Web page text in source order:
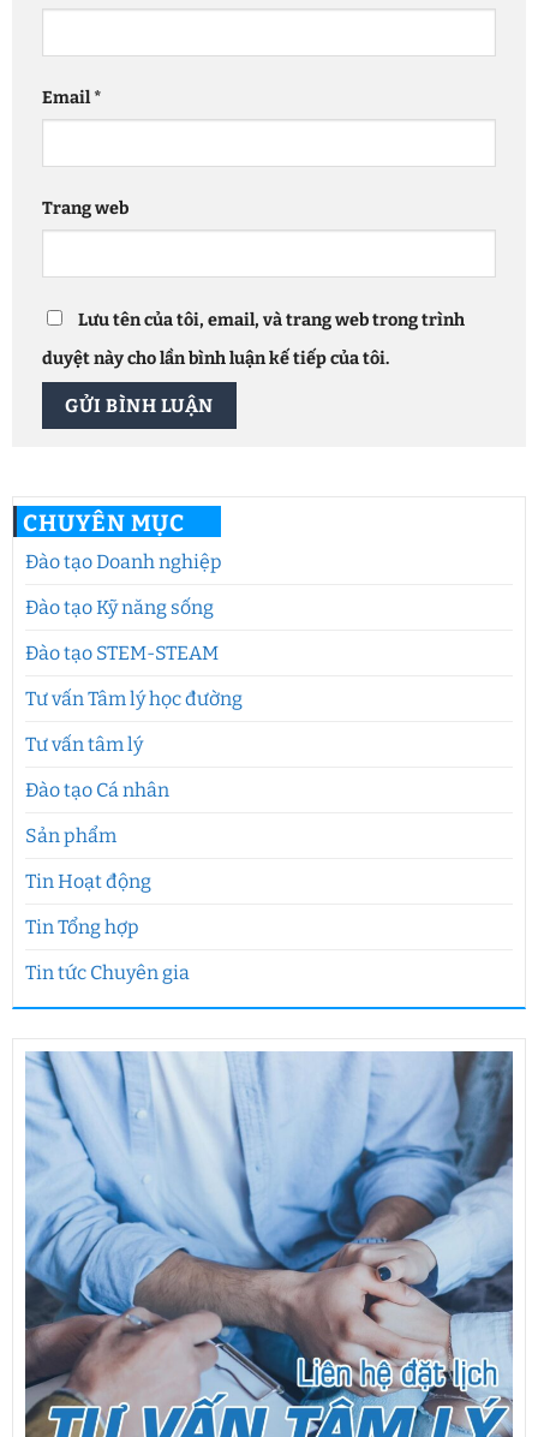
CHUYÊN MỤC
Đào tạo Doanh nghiệp
Đào tạo Kỹ năng sống
Đào tạo STEM-STEAM
Tư vấn Tâm lý học đường
Tư vấn tâm lý
Đào tạo Cá nhân
Sản phẩm
Tin Hoạt động
Tin Tổng hợp
Tin tức Chuyên gia
Email*
Trang web
Lưu tên của tôi, email, và trang web trong trình
duyệt này cho lần bình luận kế tiếp của tôi.